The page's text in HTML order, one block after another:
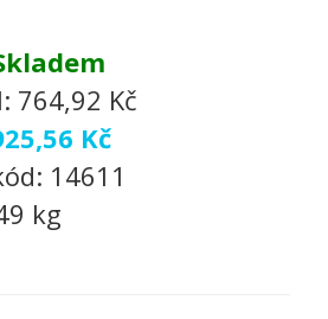
764,92 Kč
Kč
14611
kg